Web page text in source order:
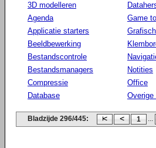
3D modelleren
Agenda
Applicatie starters
Beeldbewerking
Bestandscontrole
Bestandsmanagers
Compressie
Database
Game
Notities
Office
Overige
Bladzijde 296/445: 1 ...